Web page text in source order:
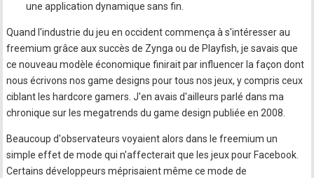
une application dynamique sans fin.
Quand l'industrie du jeu en occident commença à s'intéresser au
freemium grâce aux succès de Zynga ou de Playfish, je savais que
ce nouveau modèle économique finirait par influencer la façon dont
nous écrivons nos game designs pour tous nos jeux, y compris ceux
ciblant les hardcore gamers. J'en avais d'ailleurs parlé dans ma
chronique sur les megatrends du game design publiée en 2008.
Beaucoup d'observateurs voyaient alors dans le freemium un
simple effet de mode qui n'affecterait que les jeux pour Facebook.
Certains développeurs méprisaient même ce mode de